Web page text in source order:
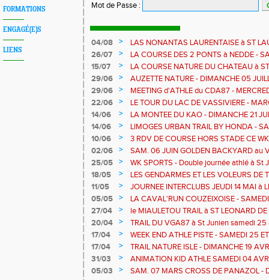
FORMATIONS
ENGAGÉ(E)S
LIENS
Mot de Passe :
04/08 >
LAS NONANTAS LAURENTAISE à ST
AOUT - COURSE RELAIS sur 90mn
26/07 >
LA COURSE DES 2 PONTS à NEDDE -
15/07
>
LA COURSE NATURE DU CHATEAU à
JUILLET
29/06 >
AUZETTE NATURE - DIMANCHE 05
29/06
>
MEETING d'ATHLE du CDA87 -
22/06
>
LE TOUR DU LAC DE VASSIVIERE -
COURSE NATURE - TDLV c'est ce WK
14/06 >
LA MONTEE DU KAO - DIMANCHE 21
14/06
>
LIMOGES URBAN TRAIL BY HONDA -
10/06
>
3 RDV DE COURSE HORS STADE CE
Bujaleuf
02/06 >
SAM. 06 JUIN GOLDEN BACKYARD au
RONDE DES LEGENDES à BLOND
25/05 >
WK SPORTS - Double journée athlé à St
stade
18/05 >
LES GENDARMES ET LES VOLEURS
11/05
>
JOURNEE INTERCLUBS JEUDI 14 MAI à
05/05
>
LA CAVAL'RUN COUZEIXOISE -
27/04
>
le MIAULETOU TRAIL à ST LEONARD
- 13 et 22 km
20/04 >
TRAIL DU VGA87 à St Junien samedi 25
LA TOUR à Chateau Chervix - dimanche
17/04 >
WEEK END ATHLE PISTE - SAMEDI 25
SAINT JUNIEN
17/04 >
TRAIL NATURE ISLE - DIMANCHE 19
31/03
>
ANIMATION KID ATHLE SAMEDI 04
05/03
>
SAM. 07 MARS CROSS DE PANAZOL -